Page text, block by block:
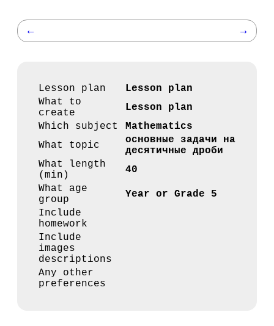
← →
Lesson plan
Lesson plan
What to
create
Lesson plan
Which subject
Mathematics
What topic
основные задачи на
десятичные дроби
What length
(min)
40
What age
group
Year or Grade 5
Include
homework
Include
images
descriptions
Any other
preferences